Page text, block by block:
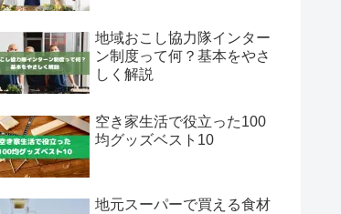
地域おこし協力隊インター
ン制度って何？基本をやさ
しく解説
空き家生活で役立った100
均グッズベスト10
地元スーパーで買える食材